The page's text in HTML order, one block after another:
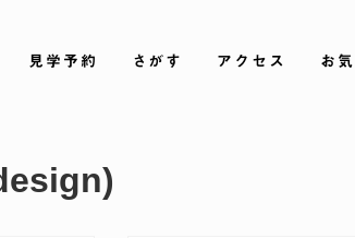
お
アクセス
さがす
見学予約